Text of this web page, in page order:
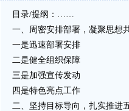
目录/提纲：……
一、周密安排部署，凝聚思想
一是迅速部署安排
二是健全组织保障
三是加强宣传发动
四是特色亮点工作
二、坚持目标导向，扎实推进